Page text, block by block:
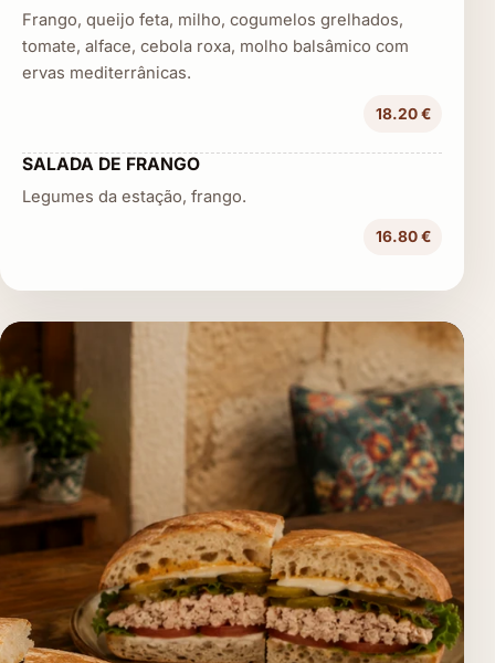
Frango, queijo feta, milho, cogumelos grelhados,
tomate, alface, cebola roxa, molho balsâmico com
ervas mediterrânicas.
18.20 €
SALADA DE FRANGO
Legumes da estação, frango.
16.80 €